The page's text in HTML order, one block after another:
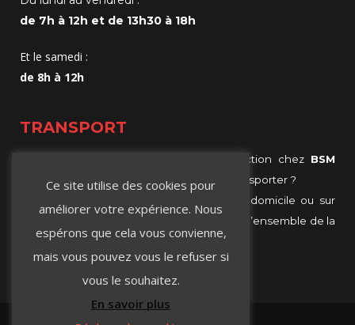
de 7h à 12h et de 13h30 à 18h
Et le samedi :
de 8h à 12h
TRANSPORT
Vous achetez vos matériaux de construction chez BSM
Negoce
et vous ne savez comment les transporter ?
Profitez de notre services de livraison, à domicile ou sur
chantier à Villeurbanne, Lyon ou même sur l’ensemble de la
région Rhône-Alpes.
Ce site utilise des cookies pour
améliorer votre expérience. Nous
espérons que cela vous convienne,
mais vous pouvez vous le refuser si
vous le souhaitez.
En savoir plus